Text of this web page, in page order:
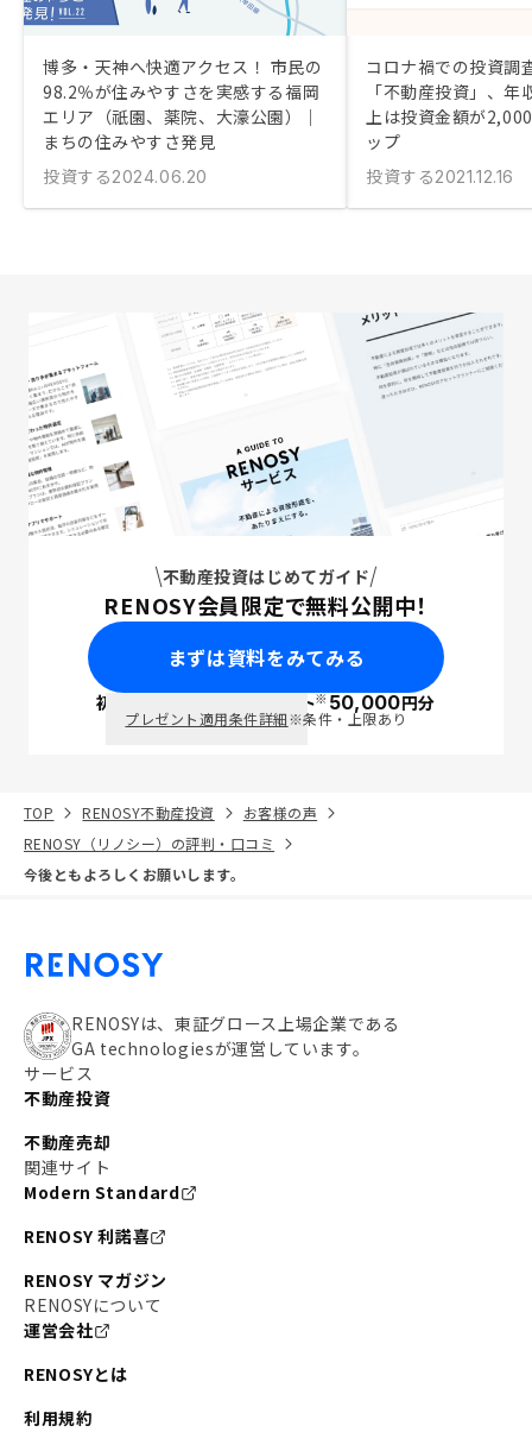
博多・天神へ快適アクセス！ 市民の
98.2％が住みやすさを実感する福岡
エリア（祇園、薬院、大濠公園）｜
まちの住みやすさ発見
投資する2024.06.20
コロナ禍での投資調
「不動産投資」、
上は投資金額が
ップ
投資する2021.12.16
不動産投資はじめてガイド
RENOSY会員限定で無料公開中！
まずは資料をみてみる
初回面談で ポイント※50,000円分
プレゼント適用条件詳細※条件・上限あり
TOP RENOSY不動産投資
お客様の声
RENOSY（リノシー）の評判・口コミ
今後ともよろしくお願いします。
RENOSYは、東証グロース上場企業である
GA technologiesが運営しています。
サービス
不動産投資
不動産売却
関連サイト
Modern Standard
RENOSY 利諾喜
RENOSY マガジン
RENOSYについて
運営会社
RENOSYとは
利用規約